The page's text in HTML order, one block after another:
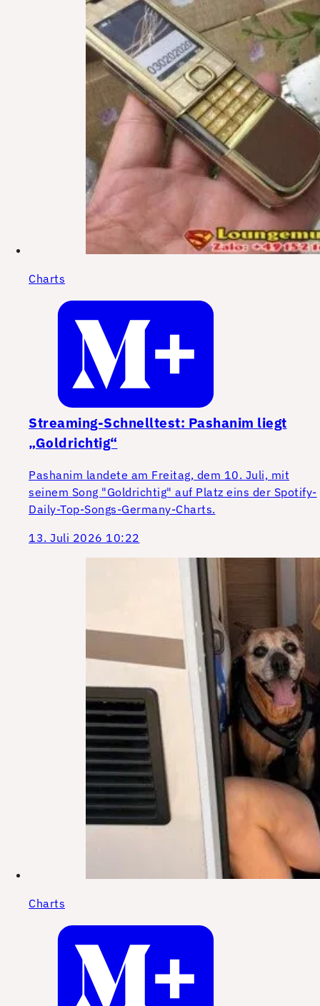
Charts
Streaming-Schnelltest: Pashanim liegt
„Goldrichtig“
Pashanim landete am Freitag, dem 10. Juli, mit
seinem Song "Goldrichtig" auf Platz eins der Spotify-
Daily-Top-Songs-Germany-Charts.
13. Juli 2026 10:22
Charts